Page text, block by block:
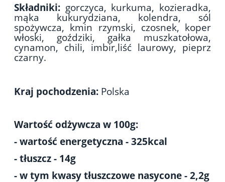
Składniki: gorczyca, kurkuma, kozieradka,
mąka kukurydziana, kolendra, sól
spożywcza, kmin rzymski, czosnek, koper
włoski, goździki, gałka muszkatołowa,
cynamon, chili, imbir,liść laurowy, pieprz
czarny.
Kraj pochodzenia: Polska
Wartość odżywcza w 100g:
- wartość energetyczna - 325kcal
- tłuszcz - 14g
- w tym kwasy tłuszczowe nasycone - 2,2g